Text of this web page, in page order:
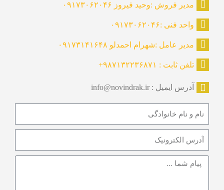
مدیر فروش :وحید فیروز ۰۹۱۷۳۰۶۲۰۴۶
واحد فنی :۰۹۱۷۳۰۶۲۰۴۶
مدیر عامل :شهرام احمدلو ۰۹۱۷۳۱۴۱۶۴۸
تلفن ثابت : ۹۸۷۱۳۲۲۳۶۸۷۱+
آدرس ایمیل : info@novindrak.ir